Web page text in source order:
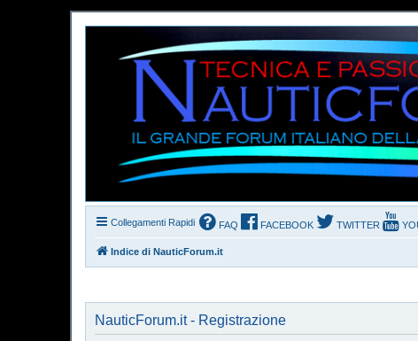
Collegamenti Rapidi FAQ FACEBOOK TWITTER
Indice di NauticForum.it
NauticForum.it - Registrazione